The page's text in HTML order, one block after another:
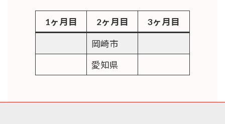
1ヶ月目 2ヶ月目 3ヶ月目
岡崎市
愛知県